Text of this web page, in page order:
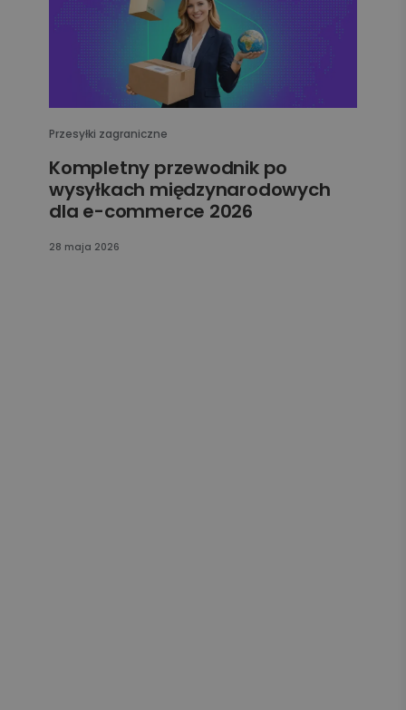
Przesyłki zagraniczne
Kompletny przewodnik po
wysyłkach międzynarodowych
dla e-commerce 2026
28 maja 2026